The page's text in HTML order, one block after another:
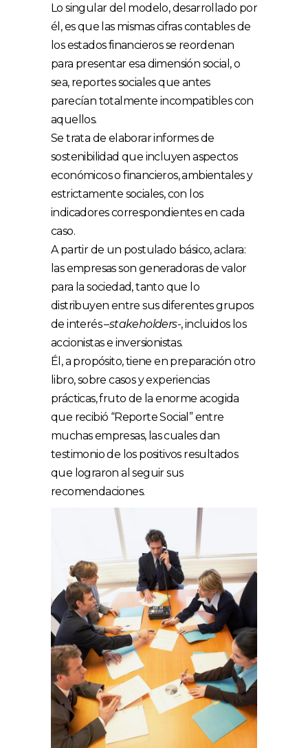
Lo singular del modelo, desarrollado por
él, es que las mismas cifras contables de
los estados financieros se reordenan
para presentar esa dimensión social, o
sea, reportes sociales que antes
parecían totalmente incompatibles con
aquellos.
Se trata de elaborar informes de
sostenibilidad que incluyen aspectos
económicos o financieros, ambientales y
estrictamente sociales, con los
indicadores correspondientes en cada
caso.
A partir de un postulado básico, aclara:
las empresas son generadoras de valor
para la sociedad, tanto que lo
distribuyen entre sus diferentes grupos
de interés –stakeholders-, incluidos los
accionistas e inversionistas.
Él, a propósito, tiene en preparación otro
libro, sobre casos y experiencias
prácticas, fruto de la enorme acogida
que recibió “Reporte Social” entre
muchas empresas, las cuales dan
testimonio de los positivos resultados
que lograron al seguir sus
recomendaciones.